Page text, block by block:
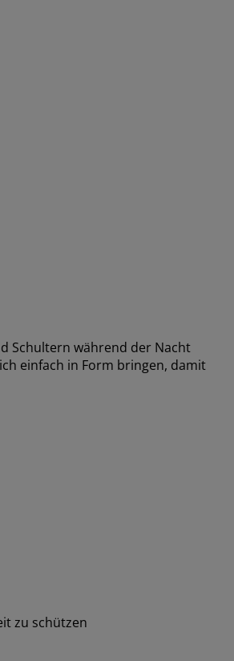
Schultern während der Nacht
einfach in Form bringen, damit
zu schützen